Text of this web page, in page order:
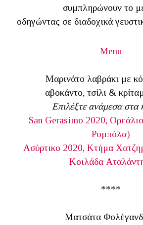
συμπληρώνουν το
οδηγώντας σε διαδοχικά
Menu
Μαρινάτο λαβράκι με
αβοκάντο, τσίλι &
Επιλέξτε ανάμεσα στα
San Gerasimo 2020,
Ρομπόλα)
Ασύρτικο 2020, Κτήμα
Κοιλάδα
****
Ματσάτα